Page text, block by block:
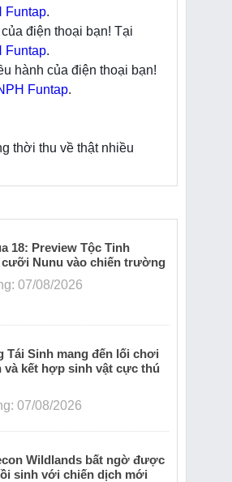
thấy nhàm chán trong
– Funtap cũng giới
năng phát triển nhân vật
tu tiên đắc đạo, chuyển
Tu Tiên Lộ sẽ đáp ứng
của game thủ hiện đại. Và
sản phẩm tiện lợi để tận
Funtap.
điện thoại bạn! Tại
Funtap.
hành của điện thoại bạn!
Funtap.
thời thu về thật nhiều
18: Preview Tộc Tinh
cưỡi Nunu vào chiến trường
07/08/2026
Tái Sinh mang đến lối chơi
và kết hợp sinh vật cực thú
07/08/2026
Wildlands bất ngờ được
sinh với chiến dịch mới